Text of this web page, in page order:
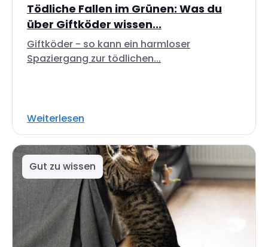
Tödliche Fallen im Grünen: Was du
über Giftköder wissen...
Giftköder - so kann ein harmloser
Spaziergang zur tödlichen...
Weiterlesen
Gut zu wissen